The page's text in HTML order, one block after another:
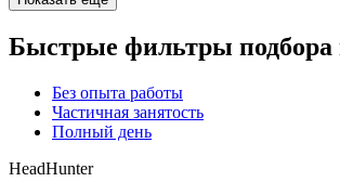
Быстрые фильтры подбора
Без опыта работы
Частичная занятость
Полный день
HeadHunter